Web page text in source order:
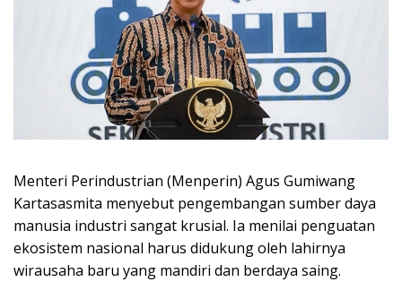
Menteri Perindustrian (Menperin) Agus Gumiwang
Kartasasmita menyebut pengembangan sumber daya
manusia industri sangat krusial. Ia menilai penguatan
ekosistem nasional harus didukung oleh lahirnya
wirausaha baru yang mandiri dan berdaya saing.